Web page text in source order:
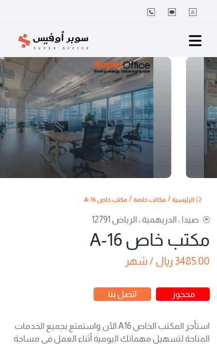
الرئيسية / مكاتب خاصة / مكتب خاص A-16
صيدا ، الدريهمية ، الرياض 12791
مكتب خاص A-16
3485.00 ريال / شهر
محجوز اتصل بنا
استأجر المكتب الخاص A16 الآن واستمتع بجميع الخدمات
المتاحة لتسهيل مهماتك اليومية أثناء العمل في مساحة